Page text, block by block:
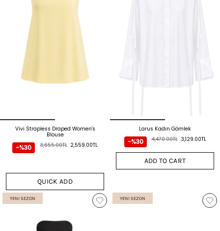
Vivi Strapless Draped Women's
Blouse
2,559.00TL
3,655.00TL
-%30
QUICK ADD
Larus Kadın Gömlek
3,129.00TL
4,470.00TL
-%30
ADD TO CART
YENI SEZON YENI SEZON